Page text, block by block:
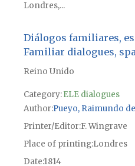
Londres,...
Diálogos familiares,
Familiar dialogues,
Reino Unido
Category:ELE dialogues
Author Pueyo, Raimundo
Printer/Editor F. Wingrave
Place of printingLondres
Date1814